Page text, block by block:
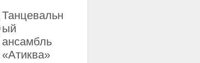
Танцевальн
ый
ансамбль
«Атиква»